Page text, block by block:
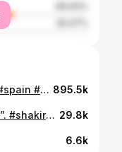
¿Estáis de acuerdo? - #españa #spain #catalunya #galicia #canarias #madrid #barcelona #sevilla El estudio es de Preply. 895.5k
¿Qué pensáis? Mi opinión en 60”. #shakira #bizarrap #bzrp #bzrp53 #shakiraypique #pique #shakiraybizarrap #vol53 #bzrpmusicsession @shakira @bizarrap 29.8k
6.6k